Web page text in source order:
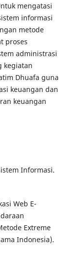
mengatasi
informasi
metode
proses
administrasi
kegiatan
Dhuafa guna
keuangan dan
keuangan
Informasi.
Web E-
Extreme
Indonesia).